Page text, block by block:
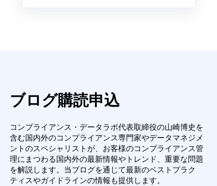
ブログ購読申込
コンプライアンス・データラボ代表取締役の山崎博史を
含む国内外のコンプライアンス専門家やデータマネジメ
ントのスペシャリストが、お客様のコンプライアンス管
理にまつわる国内外の最新情報やトレンド、重要な問題
を解説します。 当ブログを通じて最新のベストプラク
ティスやガイドラインの情報も提供します。